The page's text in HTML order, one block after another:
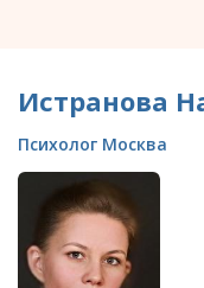
Истранова
Психолог Москва